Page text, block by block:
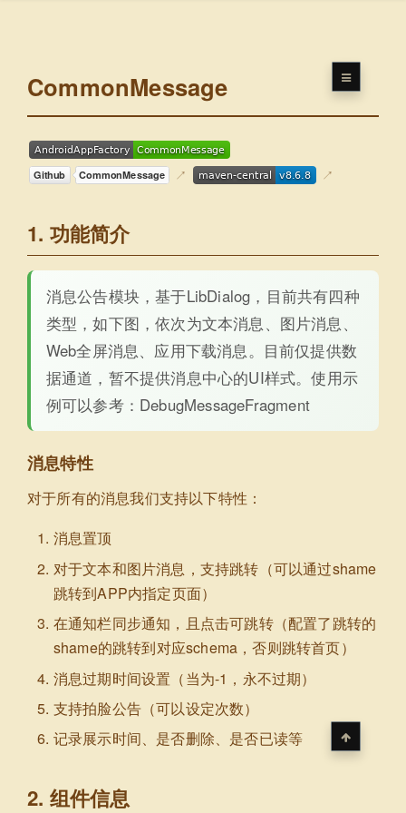
CommonMessage
1. 功能简介
消息公告模块，基于LibDialog，目前共有四种
类型，如下图，依次为文本消息、图片消息、
Web全屏消息、应用下载消息。目前仅提供数
据通道，暂不提供消息中心的UI样式。使用示
例可以参考：DebugMessageFragment
消息特性
对于所有的消息我们支持以下特性：
消息置顶
对于文本和图片消息，支持跳转（可以通过shame
跳转到APP内指定页面）
在通知栏同步通知，且点击可跳转（配置了跳转的
shame的跳转到对应schema，否则跳转首页）
消息过期时间设置（当为-1，永不过期）
支持拍脸公告（可以设定次数）
记录展示时间、是否删除、是否已读等
2. 组件信息